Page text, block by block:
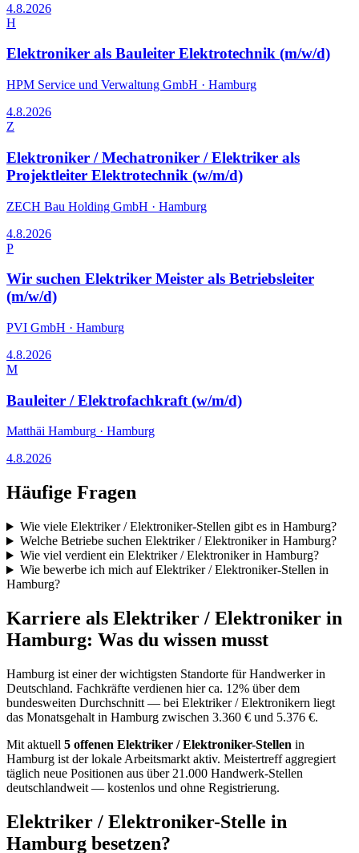
4.8.2026
H
Elektroniker als Bauleiter Elektrotechnik (m/w/d)
HPM Service und Verwaltung GmbH · Hamburg
4.8.2026
Z
Elektroniker / Mechatroniker / Elektriker als
Projektleiter Elektrotechnik (w/m/d)
ZECH Bau Holding GmbH · Hamburg
4.8.2026
P
Wir suchen Elektriker Meister als Betriebsleiter
(m/w/d)
PVI GmbH · Hamburg
4.8.2026
M
Bauleiter / Elektrofachkraft (w/m/d)
Matthäi Hamburg · Hamburg
4.8.2026
Häufige Fragen
Wie viele Elektriker / Elektroniker-Stellen gibt es in Hamburg?
Welche Betriebe suchen Elektriker / Elektroniker in Hamburg?
Wie viel verdient ein Elektriker / Elektroniker in Hamburg?
Wie bewerbe ich mich auf Elektriker / Elektroniker-Stellen in
Hamburg?
Karriere als Elektriker / Elektroniker in
Hamburg: Was du wissen musst
Hamburg ist einer der wichtigsten Standorte für Handwerker in
Deutschland. Fachkräfte verdienen hier ca. 12% über dem
bundesweiten Durchschnitt — bei Elektriker / Elektronikern liegt
das Monatsgehalt in Hamburg zwischen 3.360 € und 5.376 €.
Mit aktuell 5 offenen Elektriker / Elektroniker-Stellen in
Hamburg ist der lokale Arbeitsmarkt aktiv. Meistertreff aggregiert
täglich neue Positionen aus über 21.000 Handwerk-Stellen
deutschlandweit — kostenlos und ohne Registrierung.
Elektriker / Elektroniker-Stelle in
Hamburg besetzen?